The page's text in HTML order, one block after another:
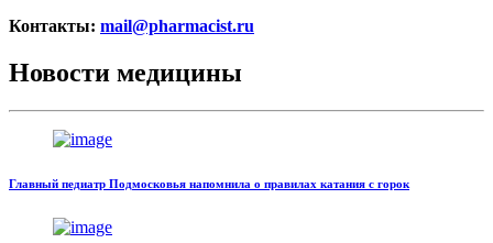
Контакты: mail@pharmacist.ru
Новости медицины
Главный педиатр Подмосковья напомнила о правилах катания с горок